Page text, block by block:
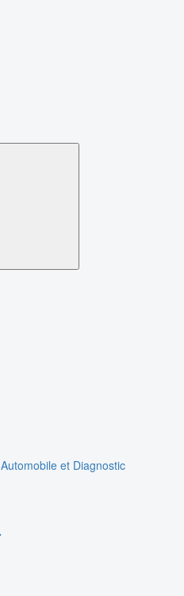
Automobile et Diagnostic